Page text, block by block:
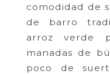
comodidad de
de barro
arroz verde
manadas de
poco de